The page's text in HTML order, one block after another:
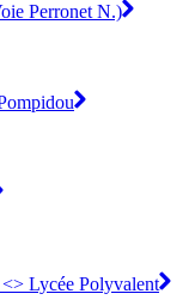
Perronet N.)
Lycée Polyvalent